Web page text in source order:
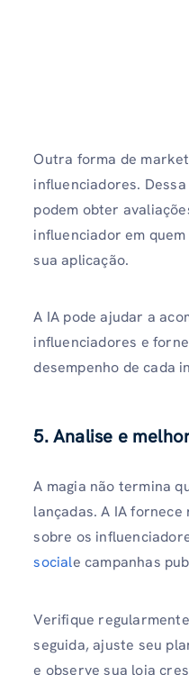
Outra forma de
influenciadores.
podem obter
influenciador em
sua aplicação.
A IA pode ajudar a
influenciadores e
desempenho de cada
5. Analise e
A magia não termina
lançadas. A IA
sobre os
sociale campanhas
Verifique
seguida, ajuste seu
e observe sua loja